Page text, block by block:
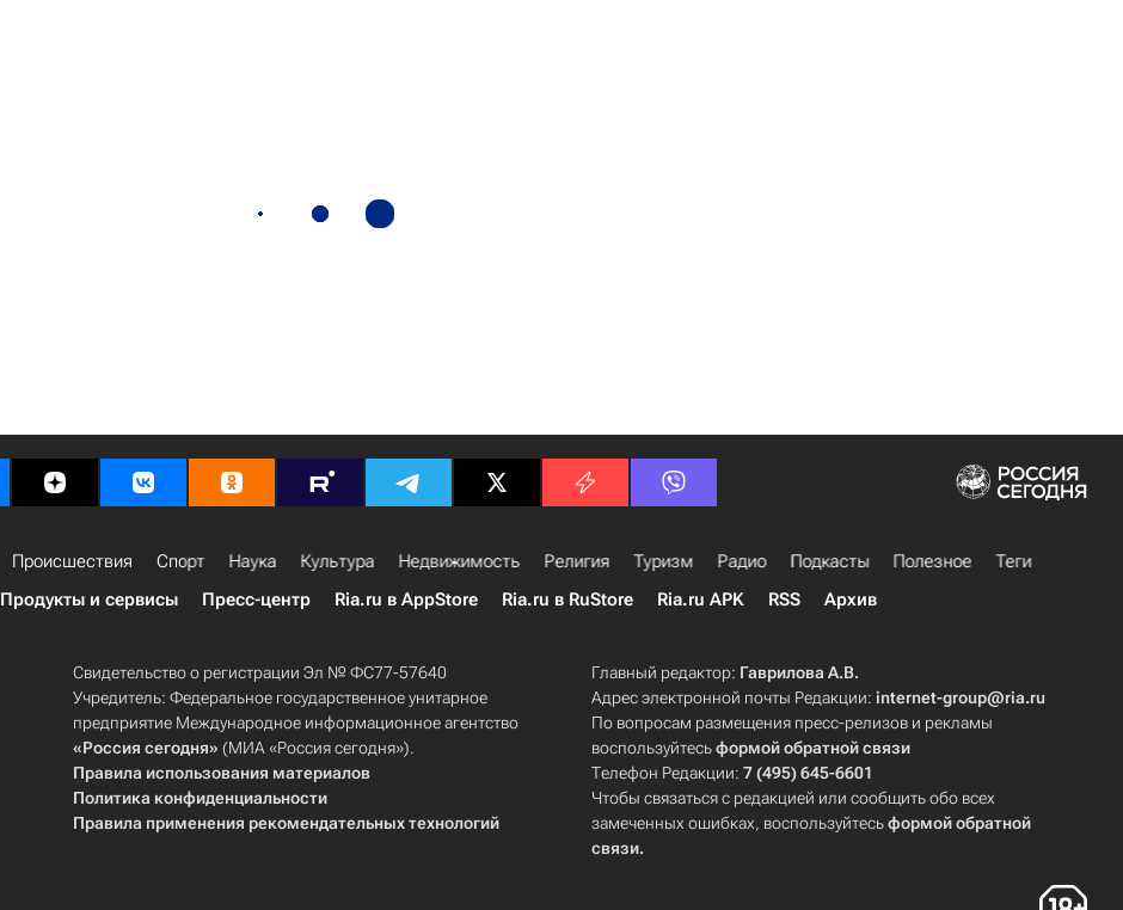
Происшествия Спорт Наука Культура Недвижимость Религия Туризм Радио Подкасты Полезное
Теги
Продукты и сервисы Пресс-центр Ria.ru в AppStore Ria.ru в RuStore Ria.ru APK RSS Архив
Свидетельство о регистрации Эл № ФС77-57640
Учредитель: Федеральное государственное унитарное
предприятие Международное информационное агентство
«Россия сегодня» (МИА «Россия сегодня»).
Правила использования материалов
Политика конфиденциальности
Правила применения рекомендательных технологий
Главный редактор: Гаврилова А.В.
Адрес электронной почты Редакции:internet-group@ria.ru
По вопросам размещения пресс-релизов и рекламы
воспользуйтесьформой обратной связи
Телефон Редакции:7 (495) 645-6601
Чтобы связаться с редакцией или сообщить обо всех
замеченных ошибках, воспользуйтесьформой обратной
связи.